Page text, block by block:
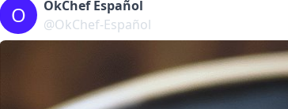
O
OkChef Español
@OkChef-Español